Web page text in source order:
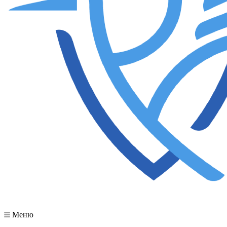
Меню